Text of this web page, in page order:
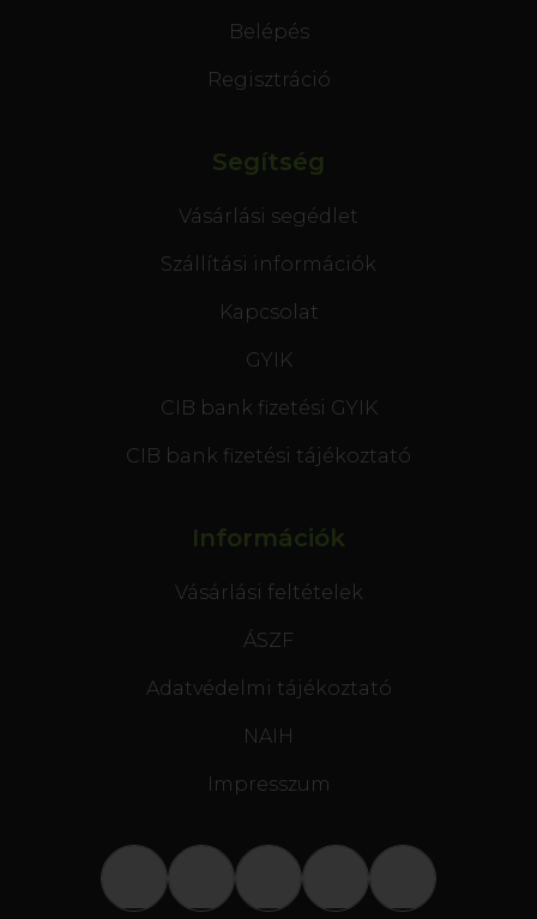
Belépés
Regisztráció
Segítség
Vásárlási segédlet
Szállítási információk
Kapcsolat
GYIK
CIB bank fizetési GYIK
CIB bank fizetési tájékoztató
Információk
Vásárlási feltételek
ÁSZF
Adatvédelmi tájékoztató
NAIH
Impresszum